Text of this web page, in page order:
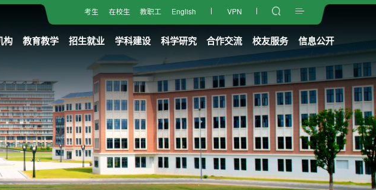
考生 在校生 教职工 English VPN
构 教育教学 招生就业 学科建设 科学研究 合作交流 校友服务 信息公开